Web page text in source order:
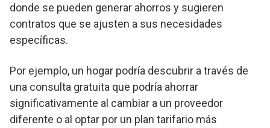
donde se pueden generar ahorros y sugieren
contratos que se ajusten a sus necesidades
específicas.
Por ejemplo, un hogar podría descubrir a través de
una consulta gratuita que podría ahorrar
significativamente al cambiar a un proveedor
diferente o al optar por un plan tarifario más